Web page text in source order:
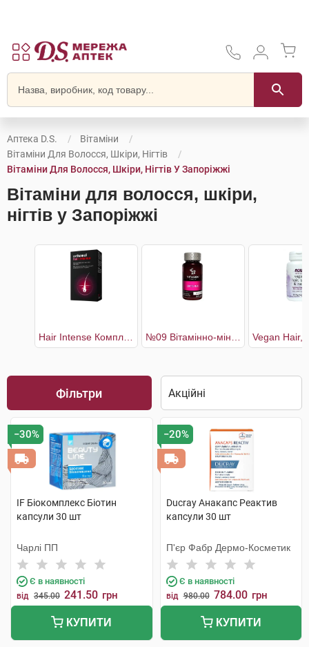
Аптека D.S.
Вітаміни
Вітаміни Для Волосся, Шкіри, Нігтів
Вітаміни Для Волосся, Шкіри, Нігтів У Запоріжжі
Вітаміни для волосся, шкіри,
нігтів у Запоріжжі
Фільтри
−30%
IF Біокомплекс Біотин
капсули 30 шт
Чарлі ПП
Є в наявності
від 345.00 241.50 грн
КУПИТИ
−20%
Ducray Анакапс Реактив
капсули 30 шт
П'єр Фабр Дермо-Косметик
Є в наявності
від 980.00 784.00 грн
КУПИТИ